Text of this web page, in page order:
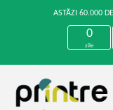
ASTĂZI 60.000
0
zile